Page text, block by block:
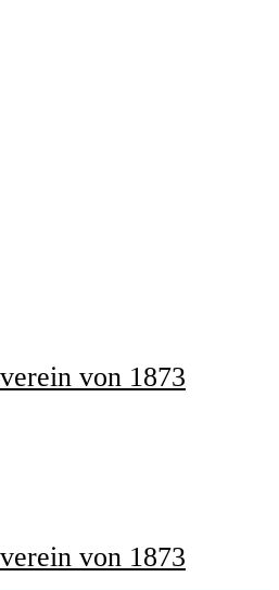
von 1873
von 1873